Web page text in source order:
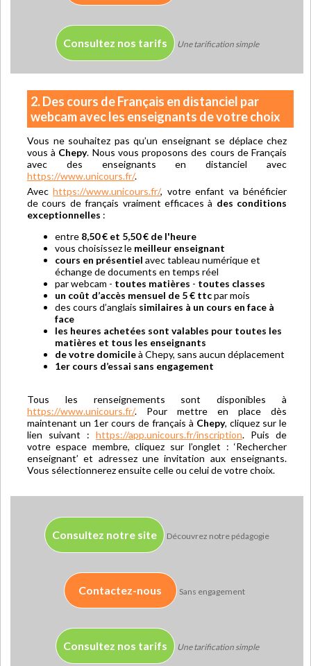
Consultez nos tarifs Une tarification simple
2. Des cours de Français en distanciel par
webcam avec les enseignants de votre choix
Vous ne souhaitez pas qu’un enseignant se déplace chez
vous à Chepy. Nous vous proposons des cours de Français
avec des enseignants en distanciel avec
https://www.unicours.fr/.
Avechttps://www.unicours.fr/, votre enfant va bénéficier
de cours de français vraiment efficaces à des conditions
exceptionnelles :
entre 8,50 € et 5,50 € de l'heure
vous choisissez le meilleur enseignant
cours en présentiel avec tableau numérique et
échange de documents en temps réel
par webcam - toutes matières - toutes classes
un coût d’accès mensuel de 5 € ttcpar mois
des cours d’anglais similaires à un cours en face à
face
les heures achetées sont valables pour toutes les
matières et tous les enseignants
de votre domicileà Chepy, sans aucun déplacement
1er cours d’essai sans engagement
Tous les renseignements sont disponibles à
https://www.unicours.fr/. Pour mettre en place dès
maintenant un 1er cours de français à Chepy, cliquez sur le
lien suivant : https://app.unicours.fr/inscription. Puis de
votre espace membre, cliquez sur l’onglet : ‘Rechercher
enseignant’ et adressez une invitation aux enseignants.
Vous sélectionnerez ensuite celle ou celui de votre choix.
Consultez notre site Découvrez notre pédagogie
Contactez-nous Sans engagement
Consultez nos tarifs Une tarification simple